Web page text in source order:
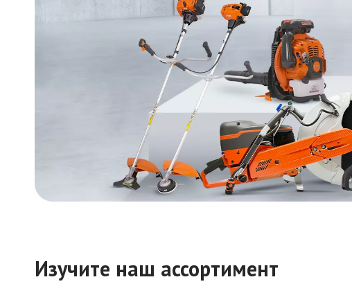
Изучите наш ассортимент